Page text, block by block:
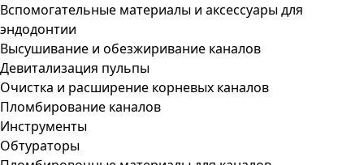
Вспомогательные материалы и аксессуары для
эндодонтии
Высушивание и обезжиривание каналов
Девитализация пульпы
Очистка и расширение корневых каналов
Пломбирование каналов
Инструменты
Обтураторы